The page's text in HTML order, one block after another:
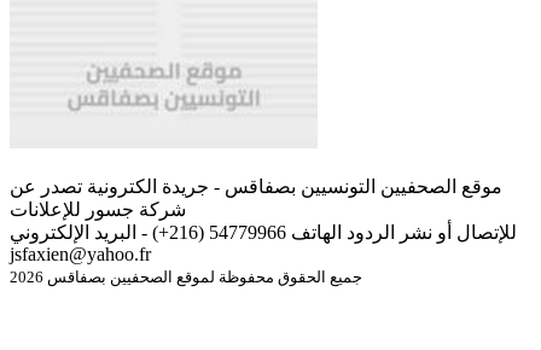
موقع الصحفيين التونسيين بصفاقس - جريدة الكترونية تصدر عن
شركة جسور للإعلانات
للإتصال أو نشر الردود الهاتف 54779966 (216+) - البريد الإلكتروني
jsfaxien@yahoo.fr
جميع الحقوق محفوظة لموقع الصحفيين بصفاقس 2026